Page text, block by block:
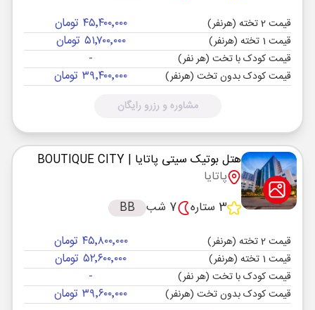
قیمت 2 تخته (هرنفر) ۴۵٬۴۰۰٬۰۰۰ تومان
قیمت 1 تخته (هرنفر) ۵۱٬۷۰۰٬۰۰۰ تومان
قیمت کودک با تخت (هر نفر) -
قیمت کودک بدون تخت (هرنفر) ۳۹٬۴۰۰٬۰۰۰ تومان
مشاوره و رزرو رایگان
هتل بوتیک سیتی پاتایا | BOUTIQUE CITY
پاتایا
3 ستاره
7 شب BB
قیمت 2 تخته (هرنفر) ۴۵٬۸۰۰٬۰۰۰ تومان
قیمت 1 تخته (هرنفر) ۵۲٬۶۰۰٬۰۰۰ تومان
قیمت کودک با تخت (هر نفر) -
قیمت کودک بدون تخت (هرنفر) ۳۹٬۶۰۰٬۰۰۰ تومان